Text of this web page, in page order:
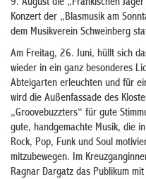
9. August die „Fränkischen
Konzert der „Blasmusik am
dem Musikverein Schweinberg
Am Freitag, 26. Juni, hüllt sich
wieder in ein ganz besonderes
Abteigarten erleuchten und für
wird die Außenfassade des
„Groovebuzzters“ für gute
gute, handgemachte Musik, die
Rock, Pop, Funk und Soul
mitzubewegen. Im
Ragnar Dargatz das Publikum